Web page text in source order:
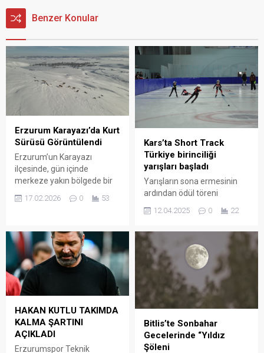
Benzer Konular
Erzurum Karayazı’da Kurt
Sürüsü Görüntülendi
Erzurum’un Karayazı
ilçesinde, gün içinde
merkeze yakın bölgede bir
tanıklarının aktardığına göre,
bulunduğu gözlendi.
Uzmanlar, bölgede etkili
olan ağır kış koşulları ve
yiyecek bulma zorluğunun
yaban hayatını yerleşim
alanlarına yaklaştırdığını
belirtiyor. Aç kalan kurtların
genellikle gece saatlerinde
hareketlilik gösterdiğine
dikkat...
17.02.2026 0 53
Kars’ta Short Track
Türkiye birinciliği
yarışları başladı
Yarışların sona ermesinin
ardından ödül töreni
sporculara madalyaları
düzenlenen Short Track
Anadolu Yıldızlar Ligi
(ANALİG) Türkiye Birinciliği
Müsabakaları, hem
bölgedeki spor kültürünün
gelişmesine katkı sağlıyor
hem de genç sporculara
kendilerini gösterme fırsatı
sunuyor. Junior C’den Junior
G’ye kadar farklı yaş
12.04.2025 0 22
HAKAN KUTLU TAKIMDA
KALMA ŞARTINI
AÇIKLADI
Erzurumspor Teknik
Bitlis’te Sonbahar
Gecelerinde “Yıldız
Şöleni